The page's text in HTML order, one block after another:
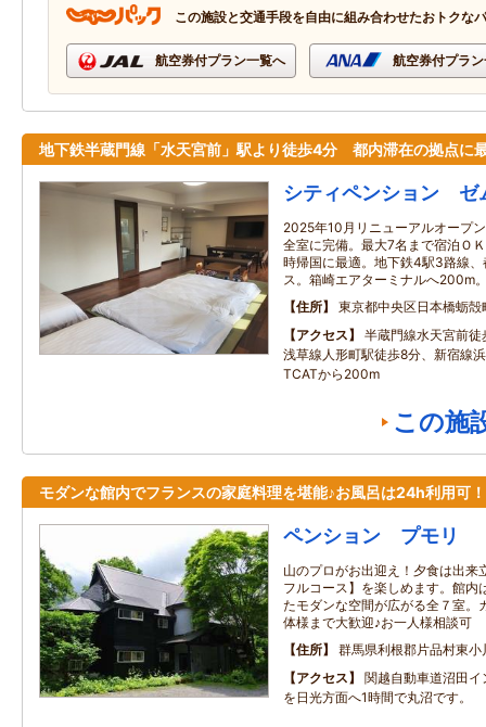
この施設と交通手段を自由に組み合わせたおトクな
航空券付プラン一覧へ 航空券付プラ
地下鉄半蔵門線「水天宮前」駅より徒歩4分 都内滞在の拠点に
シティペンション ゼ
2025年10月リニューアルオープ
全室に完備。最大7名まで宿泊Ｏ
時帰国に最適。地下鉄4駅3路線
ス。箱崎エアターミナルへ200m
住所
東京都中央区日本橋蛎
アクセス
半蔵門線水天宮前
浅草線人形町駅徒歩8分、新宿線
TCATから200m
この施
モダンな館内でフランスの家庭料理を堪能♪お風呂は24h利用可！
ペンション プモリ
山のプロがお出迎え！夕食は出来
フルコース】を楽しめます。館内
たモダンな空間が広がる全７室。
体様まで大歓迎♪お一人様相談可
住所
群馬県利根郡片品村東小
アクセス
関越自動車道沼田
を日光方面へ1時間で丸沼です。